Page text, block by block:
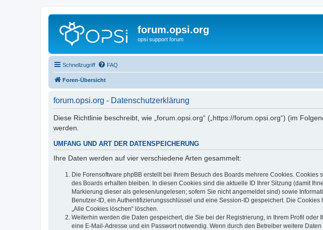
forum.opsi.org
opsi support forum
Schnellzugriff FAQ
Foren-Übersicht
forum.opsi.org - Datenschutzerklärung
Diese Richtlinie beschreibt, wie „forum.opsi.org“ („https://forum.opsi.org“) (im
werden.
UMFANG UND ART DER DATENSPEICHERUNG
Ihre Daten werden auf vier verschiedene Arten gesammelt:
Die Forensoftware phpBB erstellt bei Ihrem Besuch des Boards mehrere Cookies.
des Boards erhalten bleiben. In diesen Cookies sind die aktuelle ID Ihrer Sitzung (damit
Markierung dieser als gelesen/ungelesen; sofern Sie nicht angemeldet sind) sowie
Benutzer-ID, ein Authentifizierungsschlüssel und eine Session-ID gespeichert. Die
„Alle Cookies löschen“ löschen.
Weiterhin werden die Daten gespeichert, die Sie bei der Registrierung, in Ihrem Profil
eine E-Mail-Adresse und ein Passwort notwendig. Wenn durch den Betreiber weitere